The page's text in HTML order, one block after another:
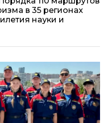
в 35 регионах
науки и